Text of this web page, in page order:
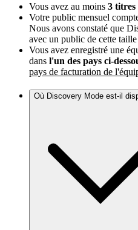
Vous avez au moins 3 titres
Votre public mensuel
Nous avons constaté que
avec un public de cette
Vous avez enregistré une
dans l'un des pays ci-
pays de facturation de
Où Discovery Mode est-il